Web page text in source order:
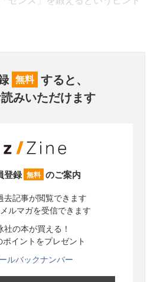
無料 すると、
みいただけます
登録 無料 のご案内
去記事が閲覧できます
ルマガを受信できます
社の本が買える！
イントをプレゼント
ルバックナンバー